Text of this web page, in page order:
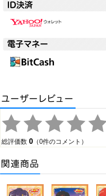
総評価数0 （0件のコメント）